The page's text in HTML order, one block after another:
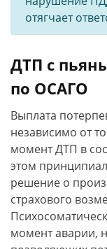
отягчает
ДТП с
по ОСАГО
Выплата
независимо от
момент ДТП в
этом
решение о
страхового
момент аварии,